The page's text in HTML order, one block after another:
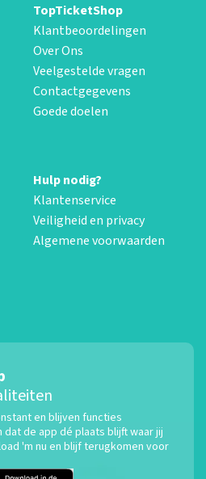
TopTicketShop
Klantbeoordelingen
Over Ons
Veelgestelde vragen
Contactgegevens
Goede doelen
Hulp nodig?
Klantenservice
Veiligheid en privacy
Algemene voorwaarden
en blijven functies
de app dé plaats blijft waar jij
'm nu en blijf terugkomen voor